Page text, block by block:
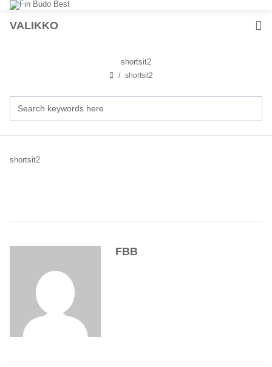
VALIKKO
shortsit2
shortsit2
shortsit2
FBB